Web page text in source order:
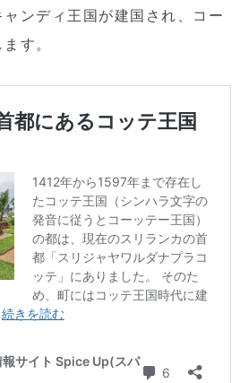
ンディ王国が建国され、コー
す。